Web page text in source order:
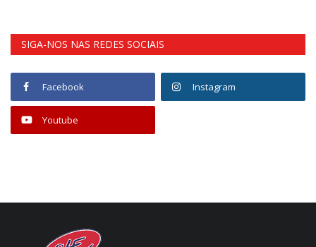
SIGA-NOS NAS REDES SOCIAIS
Facebook Instagram
Youtube